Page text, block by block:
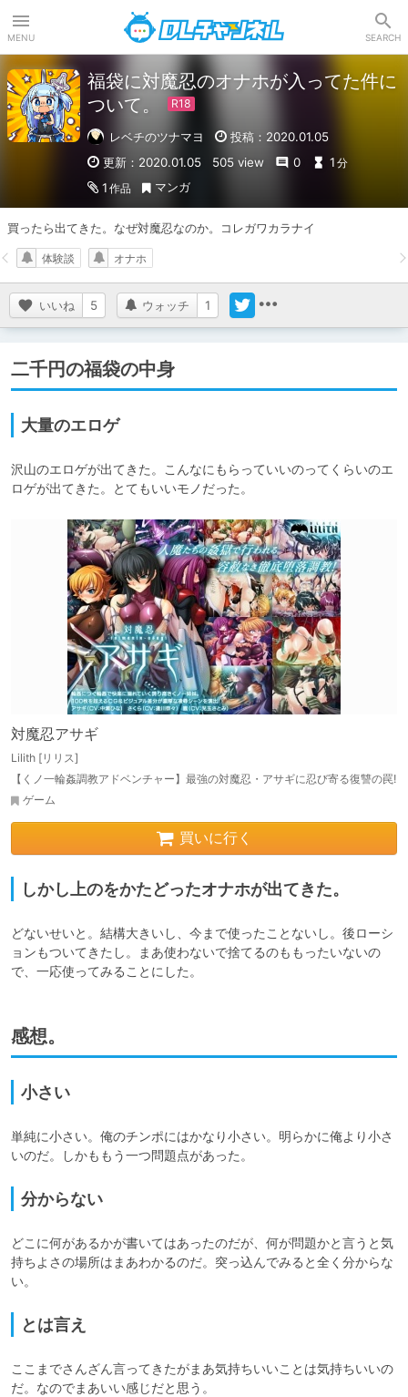
MENU SEARCH
福袋に対魔忍のオナホが入ってた件に
ついて。
レベチのツナマヨ
投稿：2020.01.05
更新：2020.01.05
505 view 0 1 分
1 作品 マンガ
買ったら出てきた。なぜ対魔忍なのか。コレガワカラナイ
いいね 5 ウォッチ 1
体験談 オナホ
二千円の福袋の中身
大量のエロゲ
沢山のエロゲが出てきた。こんなにもらっていいのってくらいのエ
ロゲが出てきた。とてもいいモノだった。
対魔忍アサギ
Lilith [リリス]
【くノ一輪姦調教アドベンチャー】最強の対魔忍・アサギに忍び寄る復讐の罠!
ゲーム
買いに行く
しかし上のをかたどったオナホが出てきた。
どないせいと。結構大きいし、今まで使ったことないし。後ローシ
ョンもついてきたし。まあ使わないで捨てるのももったいないの
で、一応使ってみることにした。
感想。
小さい
単純に小さい。俺のチンポにはかなり小さい。明らかに俺より小さ
いのだ。しかももう一つ問題点があった。
分からない
どこに何があるかが書いてはあったのだが、何が問題かと言うと気
持ちよさの場所はまあわかるのだ。突っ込んでみると全く分からな
い。
とは言え
ここまでさんざん言ってきたがまあ気持ちいいことは気持ちいいの
だ。なのでまあいい感じだと思う。